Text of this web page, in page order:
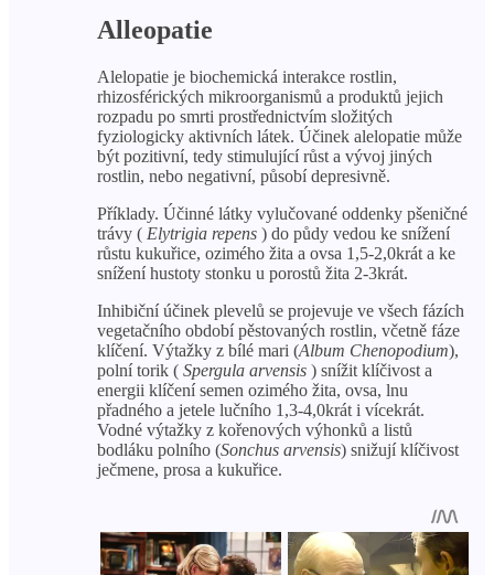
Alleopatie
Alelopatie je biochemická interakce rostlin,
rhizosférických mikroorganismů a produktů jejich
rozpadu po smrti prostřednictvím složitých
fyziologicky aktivních látek. Účinek alelopatie může
být pozitivní, tedy stimulující růst a vývoj jiných
rostlin, nebo negativní, působí depresivně.
Příklady. Účinné látky vylučované oddenky pšeničné
trávy ( Elytrigia repens ) do půdy vedou ke snížení
růstu kukuřice, ozimého žita a ovsa 1,5-2,0krát a ke
snížení hustoty stonku u porostů žita 2-3krát.
Inhibiční účinek plevelů se projevuje ve všech fázích
vegetačního období pěstovaných rostlin, včetně fáze
klíčení. Výtažky z bílé mari (Album Chenopodium),
polní torik ( Spergula arvensis ) snížit klíčivost a
energii klíčení semen ozimého žita, ovsa, lnu
přadného a jetele lučního 1,3-4,0krát i vícekrát.
Vodné výtažky z kořenových výhonků a listů
bodláku polního (Sonchus arvensis) snižují klíčivost
ječmene, prosa a kukuřice.